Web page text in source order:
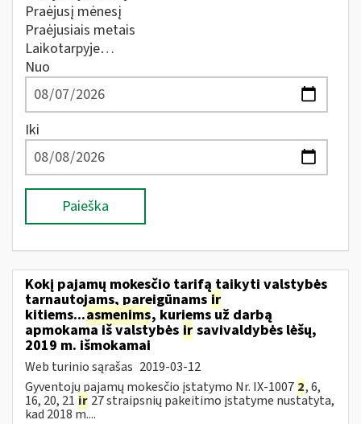
Praėjusį mėnesį
Praėjusiais metais
Laikotarpyje…
Nuo
Iki
Paieška
Kokį pajamų mokesčio tarifą taikyti valstybės
tarnautojams, pareigūnams ir
kitiems...asmenims, kuriems už darbą
apmokama iš valstybės ir savivaldybės lėšų,
2019 m. išmokamai
Web turinio sąrašas 2019-03-12
Gyventojų pajamų mokesčio įstatymo Nr. IX-1007 2, 6,
16, 20, 21 ir 27 straipsnių pakeitimo įstatyme nustatyta,
kad 2018 m....